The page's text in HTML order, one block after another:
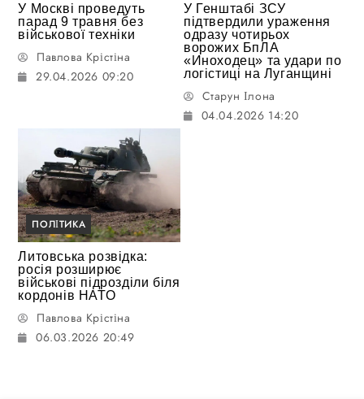
У Москві проведуть
парад 9 травня без
військової техніки
Павлова Крістіна
29.04.2026 09:20
У Генштабі ЗСУ
підтвердили ураження
одразу чотирьох
ворожих БпЛА
«Иноходец» та удари по
логістиці на Луганщині
Старун Ілона
04.04.2026 14:20
ПОЛІТИКА
Литовська розвідка:
росія розширює
військові підрозділи біля
кордонів НАТО
Павлова Крістіна
06.03.2026 20:49